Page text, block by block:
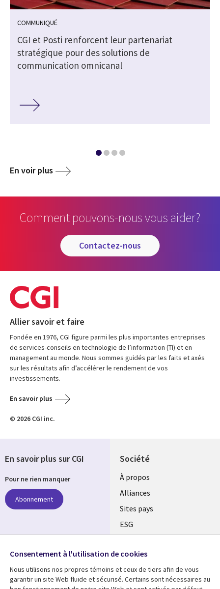
COMMUNIQUÉ
CGI et Posti renforcent leur partenariat
stratégique pour des solutions de
communication omnicanal
En voir plus
Comment pouvons-nous vous aider?
contactez-nous
Allier savoir et faire
Fondée en 1976, CGI figure parmi les plus importantes entreprises
de services-conseils en technologie de l’information (TI) et en
management au monde. Nous sommes guidés par les faits et axés
sur les résultats afin d’accélérer le rendement de vos
investissements.
En savoir plus
© 2026 CGI inc.
Société
À propos
Alliances
Sites pays
ESG
Fusions
Salle de presse
En savoir plus sur CGI
Pour ne rien manquer
Abonnement
Suivez-nous
Social
Media
Consentement à l'utilisation de cookies
Nous utilisons nos propres témoins et ceux de tiers afin de vous
garantir un site Web fluide et sécurisé. Certains sont nécessaires au